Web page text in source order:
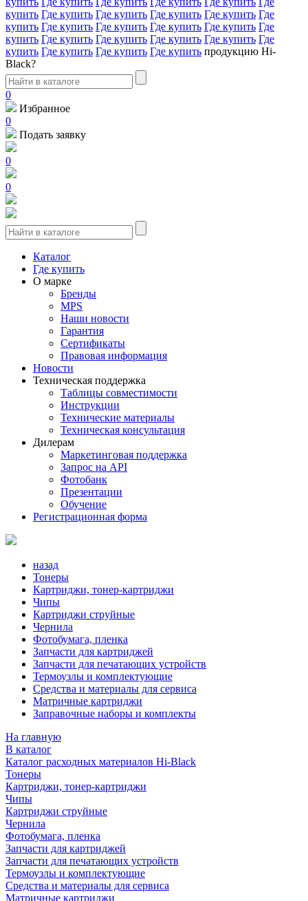
купить Где купить Где купить Где купить Где купить Где
купить Где купить Где купить Где купить Где купить Где
купить Где купить Где купить Где купить Где купить Где
купить Где купить Где купить Где купить продукцию Hi-
Black?
0
Избранное
0
Подать заявку
0
0
Каталог
Где купить
О марке
Бренды
MPS
Наши новости
Гарантия
Сертификаты
Правовая информация
Новости
Техническая поддержка
Таблицы совместимости
Инструкции
Технические материалы
Техническая консультация
Дилерам
Маркетинговая поддержка
Запрос на API
Фотобанк
Презентации
Обучение
Регистрационная форма
назад
Тонеры
Картриджи, тонер-картриджи
Чипы
Картриджи струйные
Чернила
Фотобумага, пленка
Запчасти для картриджей
Запчасти для печатающих устройств
Термоузлы и комплектующие
Средства и материалы для сервиса
Матричные картриджи
Заправочные наборы и комплекты
На главную
В каталог
Каталог расходных материалов Hi-Black
Тонеры
Картриджи, тонер-картриджи
Чипы
Картриджи струйные
Чернила
Фотобумага, пленка
Запчасти для картриджей
Запчасти для печатающих устройств
Термоузлы и комплектующие
Средства и материалы для сервиса
Матричные картриджи